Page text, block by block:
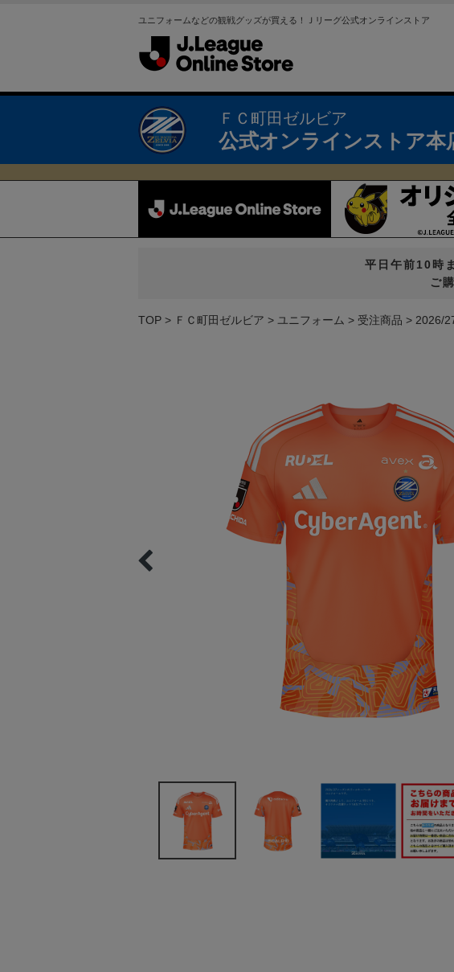
ユニフォームなどの観戦グッズが買える！Ｊリーグ公式オンラインストア
ＦＣ町田ゼルビア
公式オンラインストア本
平日午前10時
ご
TOP ＦＣ町田ゼルビア ユニフォーム 受注商品 2026/